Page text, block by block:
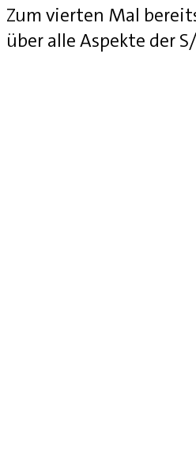
Zum vierten Mal
über alle Aspekte der